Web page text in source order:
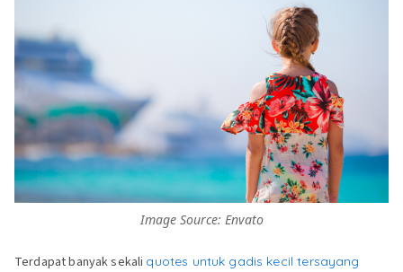
Image Source: Envato
Terdapat banyak sekali quotes untuk gadis kecil tersayang